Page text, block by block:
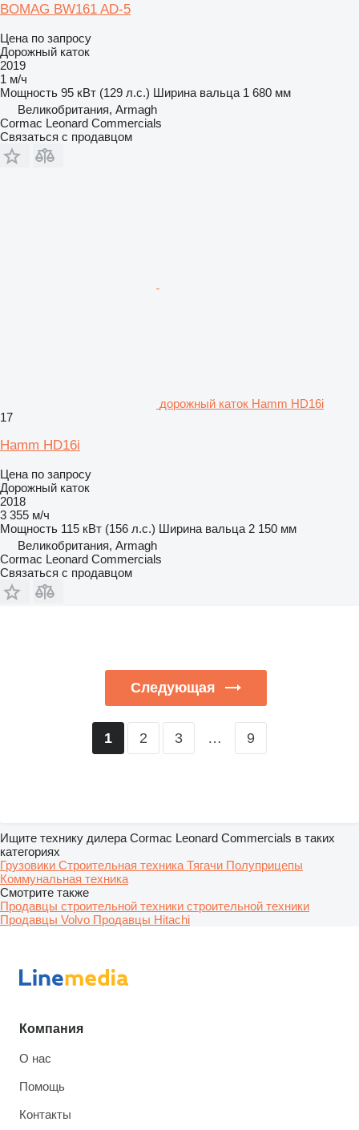
BOMAG BW161 AD-5
Цена по запросу
Дорожный каток
2019
1 м/ч
Мощность 95 кВт (129 л.с.) Ширина вальца 1 680 мм
Великобритания, Armagh
Cormac Leonard Commercials
Связаться с продавцом
дорожный каток Hamm HD16i
17
Hamm HD16i
Цена по запросу
Дорожный каток
2018
3 355 м/ч
Мощность 115 кВт (156 л.с.) Ширина вальца 2 150 мм
Великобритания, Armagh
Cormac Leonard Commercials
Связаться с продавцом
Следующая
1 2 3 … 9
Ищите технику дилера Cormac Leonard Commercials в таких
категориях
Грузовики Строительная техника Тягачи Полуприцепы
Коммунальная техника
Смотрите также
Продавцы строительной техники строительной техники
Продавцы Volvo Продавцы Hitachi
Компания
О нас
Помощь
Контакты